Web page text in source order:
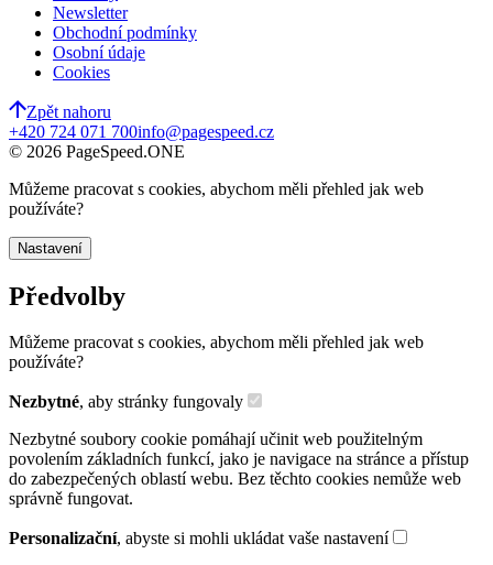
Newsletter
Obchodní podmínky
Osobní údaje
Cookies
Zpět nahoru
+420 724 071 700info@pagespeed.cz
© 2026 PageSpeed.ONE
Můžeme pracovat s cookies, abychom měli přehled jak web
používáte?
Nastavení
Předvolby
Můžeme pracovat s cookies, abychom měli přehled jak web
používáte?
Nezbytné, aby stránky fungovaly
Nezbytné soubory cookie pomáhají učinit web použitelným
povolením základních funkcí, jako je navigace na stránce a přístup
do zabezpečených oblastí webu. Bez těchto cookies nemůže web
správně fungovat.
Personalizační, abyste si mohli ukládat vaše nastavení